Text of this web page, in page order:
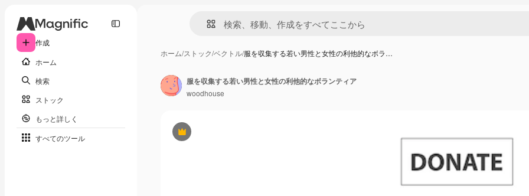
作成
ホーム
検索
ストック
もっと詳しく
すべてのツール
ホーム/ストック/ベクトル/服を収集する若い男性と女性の利他的なボラ…
Premium
服を収集する若い男性と女性の利他的なボランティア
woodhouse